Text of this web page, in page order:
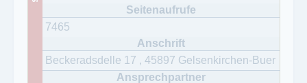
7465
Beckeradsdelle 17 , 45897 Gelsenkirchen-Buer